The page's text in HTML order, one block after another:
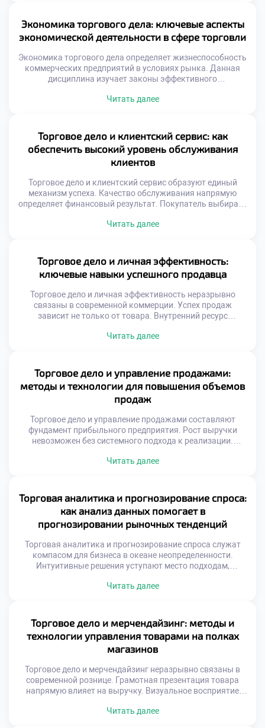
методы оплаты товаров. Управление ликвидностью
становится ключевой задачей менеджера. Риски
неплатежей требуют надежных механизмов защиты.
Финансовая дисциплина определяет выживаемость
компании […]
Экономика торгового дела: ключевые аспекты
экономической деятельности в сфере торговли
Экономика торгового дела определяет жизнеспособность
коммерческих предприятий в условиях рынка. Данная
дисциплина изучает законы эффективного
прибыли. Понимание экономических механизмов
собой сложную систему хозяйственных связей и
отношений. Каждый этап реализации товара сопряжен с
затратами, рисками и потенциальным доходом. Баланс
между этими […]
Читать далее
Торговое дело и клиентский сервис: как
обеспечить высокий уровень обслуживания
клиентов
Торговое дело и клиентский сервис образуют единый
механизм успеха. Качество обслуживания напрямую
определяет финансовый результат. Покупатель выбирает
комфорт становится конкурентным преимуществом.
вместе с обществом. Ожидания потребителей растут
ежегодно. Скорость реакции ценится выше формальной
вежливости. Персонализация заменяет шаблонные
скрипты. Искренность […]
Читать далее
Торговое дело и личная эффективность:
ключевые навыки успешного продавца
Торговое дело и личная эффективность неразрывно
связаны в современной коммерции. Успех продаж
зависит не только от товара. Внутренний ресурс
снижает продуктивность даже опытных сотрудников.
механического знания скриптов. Клиент чувствует
искренность и заинтересованность продавца.
Личностный рост напрямую влияет на доход.
Профессионализм строится […]
Читать далее
Торговое дело и управление продажами:
методы и технологии для повышения объемов
продаж
Торговое дело и управление продажами составляют
фундамент прибыльного предприятия. Рост выручки
невозможен без системного подхода к реализации.
выгоде. Технологии позволяют превратить случайных
Управление сбытом требует четкой стратегии и контроля.
Каждое взаимодействие с клиентом должно приносить
результат. Автоматизация процессов освобождает […]
Читать далее
Торговая аналитика и прогнозирование спроса:
как анализ данных помогает в
прогнозировании рыночных тенденций
Торговая аналитика и прогнозирование спроса служат
компасом для бизнеса в океане неопределенности.
Интуитивные решения уступают место подходам,
информацию позволяет компаниям опережать изменения
транзакциях и поведении покупателей. Без грамотной
интерпретации эти массивы остаются бесполезным
цифровым шумом. Аналитические инструменты
превращают сырые […]
Читать далее
Торговое дело и мерчендайзинг: методы и
технологии управления товарами на полках
магазинов
Торговое дело и мерчендайзинг неразрывно связаны в
современной рознице. Грамотная презентация товара
напрямую влияет на выручку. Визуальное восприятие
магазина становится инструментом убеждения.
Читать далее